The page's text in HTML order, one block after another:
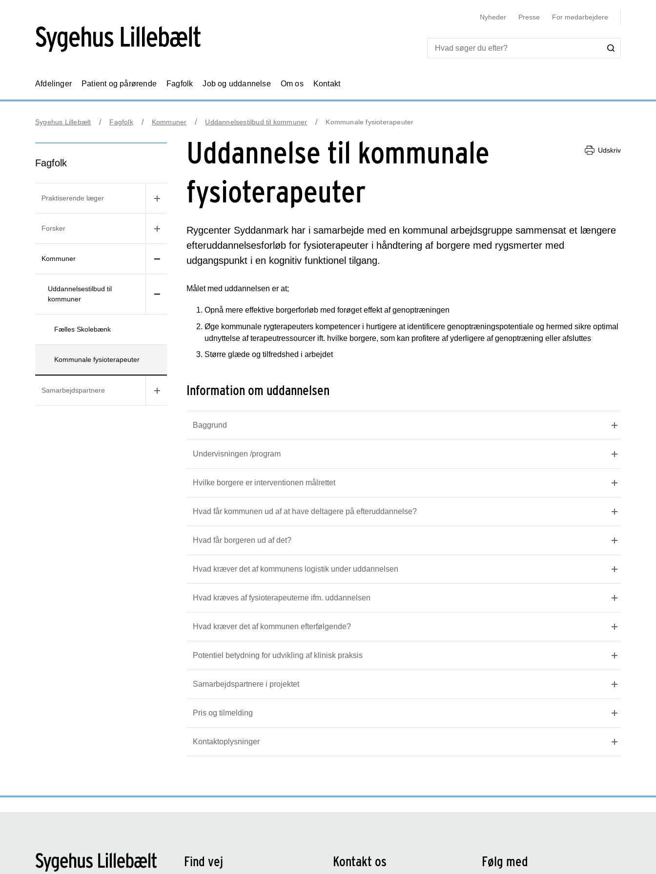
Nyheder Presse For medarbejdere
Afdelinger Patient og pårørende Fagfolk Job og uddannelse Om os Kontakt
Sygehus Lillebælt Fagfolk Kommuner Uddannelsestilbud til kommuner Kommunale fysioterapeuter
Fagfolk
Praktiserende læger
Forsker
Kommuner
Uddannelsestilbud til
kommuner
Fælles Skolebænk
Kommunale fysioterapeuter
Samarbejdspartnere
Uddannelse til kommunale
fysioterapeuter
Udskriv
Rygcenter Syddanmark har i samarbejde med en kommunal arbejdsgruppe sammensat et længere
efteruddannelsesforløb for fysioterapeuter i håndtering af borgere med rygsmerter med
udgangspunkt i en kognitiv funktionel tilgang.
Målet med uddannelsen er at;
Opnå mere effektive borgerforløb med forøget effekt af genoptræningen
Øge kommunale rygterapeuters kompetencer i hurtigere at identificere genoptræningspotentiale og hermed sikre optimal
udnyttelse af terapeutressourcer ift. hvilke borgere, som kan profitere af yderligere af genoptræning eller afsluttes
Større glæde og tilfredshed i arbejdet
Information om uddannelsen
Baggrund
Undervisningen /program
Hvilke borgere er interventionen målrettet
Hvad får kommunen ud af at have deltagere på efteruddannelse?
Hvad får borgeren ud af det?
Hvad kræver det af kommunens logistik under uddannelsen
Hvad kræves af fysioterapeuterne ifm. uddannelsen
Hvad kræver det af kommunen efterfølgende?
Potentiel betydning for udvikling af klinisk praksis
Samarbejdspartnere i projektet
Pris og tilmelding
Kontaktoplysninger
Find vej Kontakt os Følg med